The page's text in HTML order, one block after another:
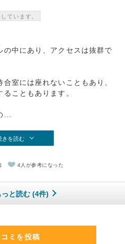
ています。
中にあり、アクセスは抜群で
室には座れないこともあり、
こともあります。
きを読む
4人が参考になった
と読む (4件)
ミを投稿